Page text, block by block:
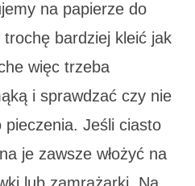
na papierze do
bardziej kleić jak
więc trzeba
i sprawdzać czy nie
pieczenia. Jeśli ciasto
je zawsze włożyć na